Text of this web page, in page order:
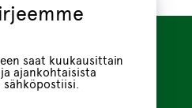
saat kuukausittain
ajankohtaisista
sähköpostiisi.